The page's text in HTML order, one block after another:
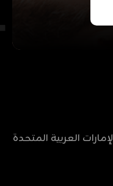
العربية المتحدة